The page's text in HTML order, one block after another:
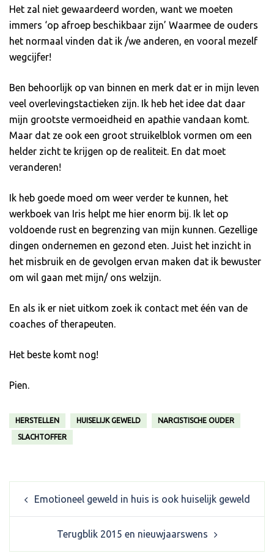
Het zal niet gewaardeerd worden, want we moeten
immers ‘op afroep beschikbaar zijn’ Waarmee de ouders
het normaal vinden dat ik /we anderen, en vooral mezelf
wegcijfer!
Ben behoorlijk op van binnen en merk dat er in mijn leven
veel overlevingstactieken zijn. Ik heb het idee dat daar
mijn grootste vermoeidheid en apathie vandaan komt.
Maar dat ze ook een groot struikelblok vormen om een
helder zicht te krijgen op de realiteit. En dat moet
veranderen!
Ik heb goede moed om weer verder te kunnen, het
werkboek van Iris helpt me hier enorm bij. Ik let op
voldoende rust en begrenzing van mijn kunnen. Gezellige
dingen ondernemen en gezond eten. Juist het inzicht in
het misbruik en de gevolgen ervan maken dat ik bewuster
om wil gaan met mijn/ ons welzijn.
En als ik er niet uitkom zoek ik contact met één van de
coaches of therapeuten.
Het beste komt nog!
Pien.
HERSTELLEN HUISELIJK GEWELD NARCISTISCHE OUDER
SLACHTOFFER
navigation
Emotioneel geweld in huis is ook huiselijk geweld
Terugblik 2015 en nieuwjaarswens